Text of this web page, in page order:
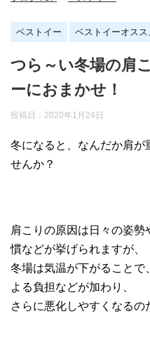
ベストイー ベストイーオスス
つら～い冬場の肩
ーにおまかせ！
投稿日： 2020年1月24日
冬になると、なんだか肩が
せんか？
肩こりの原因は日々の姿
慣などが挙げられますが、
冬場は気温が下がることで
よる負担などが加わり、
さらに悪化しやすくなるの